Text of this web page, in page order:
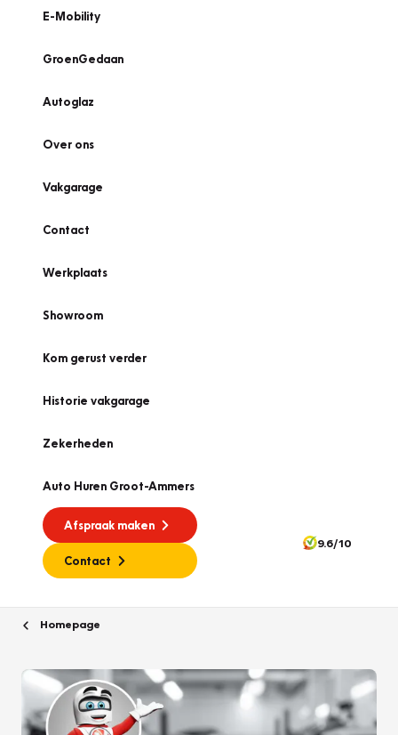
E-Mobility
GroenGedaan
Autoglaz
Over ons
Vakgarage
Contact
Werkplaats
Showroom
Kom gerust verder
Historie vakgarage
Zekerheden
Auto Huren Groot-Ammers
Afspraak maken
Contact
9.6/10
Homepage